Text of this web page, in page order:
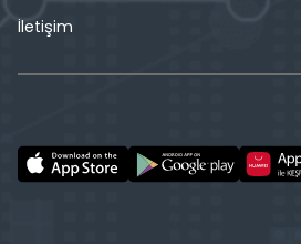
İletişim